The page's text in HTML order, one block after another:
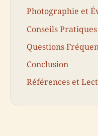
Photographie et
Conseils
Questions
Conclusion
Références et